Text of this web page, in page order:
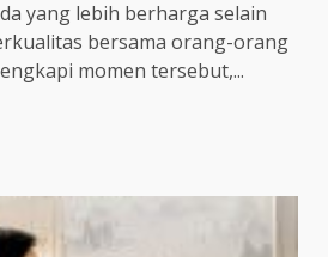
yang lebih berharga selain
bersama orang-orang
momen tersebut,...